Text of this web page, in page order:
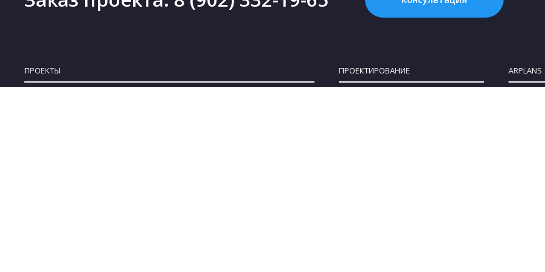
ПРОЕКТЫ ПРОЕКТИРОВАНИЕ ARPLANS